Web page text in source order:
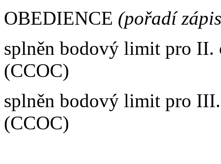
OBEDIENCE (pořadí
splněn bodový limit pro II.
(CCOC)
splněn bodový limit pro
(CCOC)